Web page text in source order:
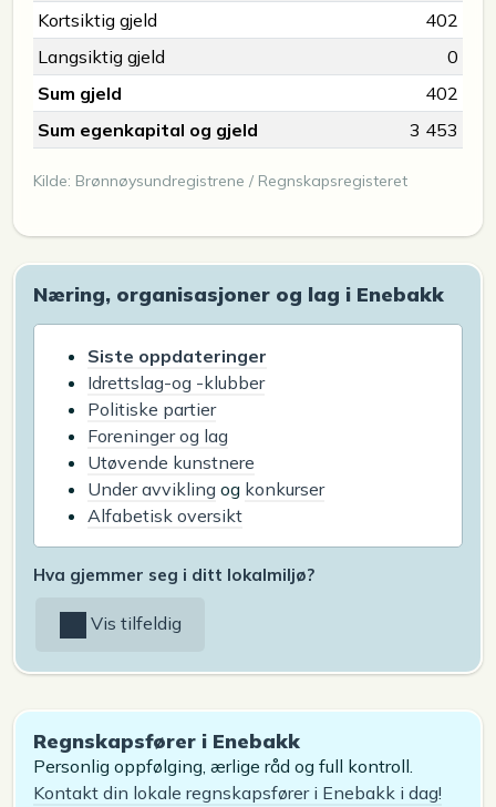
Kortsiktig gjeld
402
Langsiktig gjeld
0
Sum gjeld
402
Sum egenkapital og gjeld
3 453
Kilde: Brønnøysundregistrene / Regnskapsregisteret
Næring, organisasjoner og lag i Enebakk
Siste oppdateringer
Idrettslag-og -klubber
Politiske partier
Foreninger og lag
Utøvende kunstnere
Under avvikling og konkurser
Alfabetisk oversikt
Hva gjemmer seg i ditt lokalmiljø?
Vis tilfeldig
Regnskapsfører i Enebakk
Personlig oppfølging, ærlige råd og full kontroll.
Kontakt din lokale regnskapsfører i Enebakk i dag!